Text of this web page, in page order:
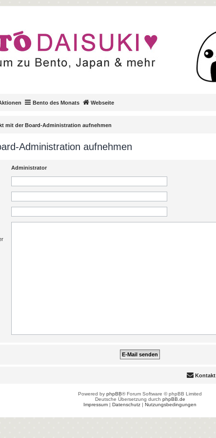
Bento des Monats Webseite
mit der Board-Administration aufnehmen
Administration aufnehmen
Administrator
Kontakt
Powered by phpBB® Forum Software © phpBB Limited
Deutsche Übersetzung durch phpBB.de
Impressum | Datenschutz | Nutzungsbedingungen